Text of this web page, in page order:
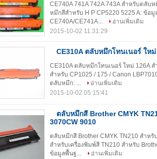
CE740A 741A 742A 743A สำหรับตลับ
หมึกสีสำหรับ H P CP5220 5225 A: ข้อ
CE740A/CE741A...
อ่านเพิ่มเติม
2015-10-02 11:31:29
CE310A ตลับหมึกโทนเนอร์ ให
CE310A ตลับหมึกโทนเนอร์ ใหม่ 126A
สำหรับ CP1025 / 175 / Canon
ตลับหมึก: ...
อ่านเพิ่มเติม
2015-10-02 05:15:41
ตลับหมึกสี Brother CMYK
3070CW 9010
ตลับหมึกสี Brother CMYK TN210 สำหรั
สำหรับเครื่องพิมพ์สี TN210 สำหรับ
ข้อมูลพื้นฐ...
อ่านเพิ่มเติม